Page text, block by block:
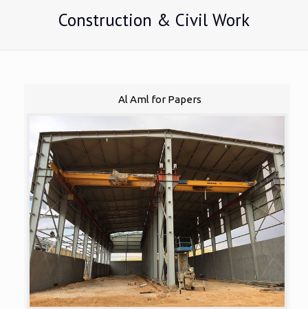
Construction & Civil Work
Al Aml for Papers